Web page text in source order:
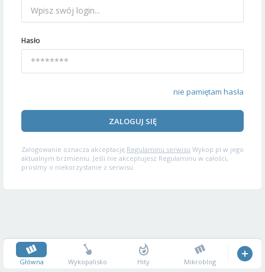
Hasło
nie pamiętam hasła
ZALOGUJ SIĘ
Zalogowanie oznacza akceptację Regulaminu serwisu Wykop.pl w jego
aktualnym brzmieniu. Jeśli nie akceptujesz Regulaminu w całości,
prosimy o niekorzystanie z serwisu.
Główna Wykopalisko Hity Mikroblog